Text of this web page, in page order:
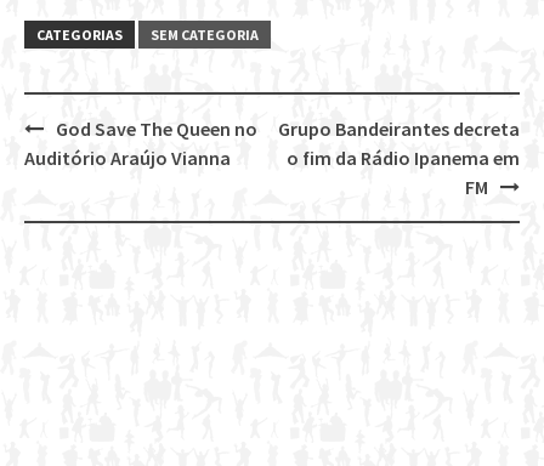
CATEGORIAS SEM CATEGORIA
Post
Grupo Bandeirantes decreta
o fim da Rádio Ipanema em
FM
God Save The Queen no
Auditório Araújo Vianna